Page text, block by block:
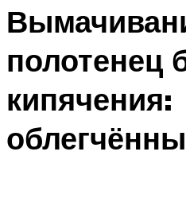
полотенец
кипячения: